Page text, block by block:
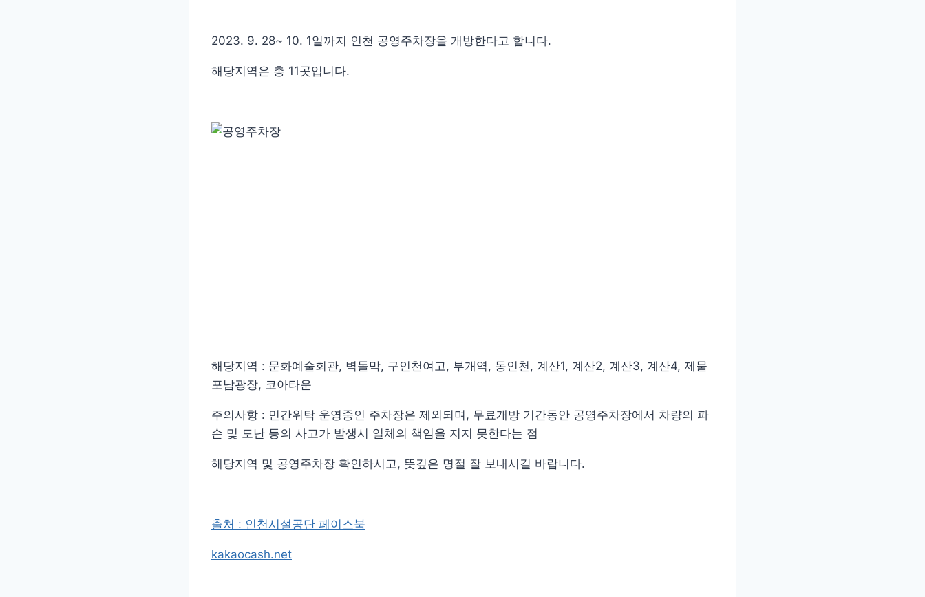
2023. 9. 28~ 10. 1일까지 인천 공영주차장을 개방한다고 합니다.
해당지역은 총 11곳입니다.
해당지역 : 문화예술회관, 벽돌막, 구인천여고, 부개역, 동인천, 계산1, 계산2, 계산3, 계산4, 제물
포남광장, 코아타운
주의사항 : 민간위탁 운영중인 주차장은 제외되며, 무료개방 기간동안 공영주차장에서 차량의 파
손 및 도난 등의 사고가 발생시 일체의 책임을 지지 못한다는 점
해당지역 및 공영주차장 확인하시고, 뜻깊은 명절 잘 보내시길 바랍니다.
출처 : 인천시설공단 페이스북
kakaocash.net